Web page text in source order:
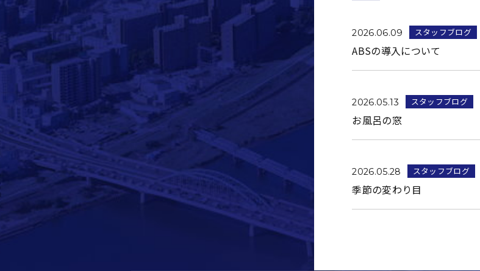
2026.06.09 スタッフブログ
ABSの導入について
2026.05.13 スタッフブログ
お風呂の窓
2026.05.28 スタッフブログ
季節の変わり目